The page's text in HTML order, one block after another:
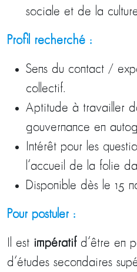
sociale et de la
Profil recherché :
Sens du contact /
collectif.
Aptitude à travailler
gouvernance en
Intérêt pour les
l’accueil de la folie
Disponible dès le 15
Pour postuler :
Il est impératifd’être en
d’études secondaires